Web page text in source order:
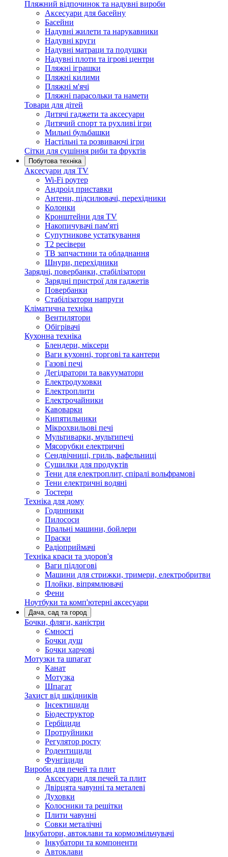
Пляжний відпочинок та надувні вироби
Аксесуари для басейну
Басейни
Надувні жилети та нарукавники
Надувні круги
Надувні матраци та подушки
Надувні плоти та ігрові центри
Пляжні іграшки
Пляжні килими
Пляжні м'ячі
Пляжні парасольки та намети
Товари для дітей
Дитячі гаджети та аксесуари
Дитячий спорт та рухливі ігри
Мильні бульбашки
Настільні та розвиваючі ігри
Сітки для сушіння риби та фруктів
Побутова техніка
Аксесуари для TV
Wi-Fi роутер
Андроід приставки
Антени, підсилювачі, перехідники
Колонки
Кронштейни для TV
Накопичувачі пам'яті
Супутникове устаткування
Т2 ресівери
ТВ запчастини та обладнання
Шнури, перехідники
Зарядні, повербанки, стабілізатори
Зарядні пристрої для гаджетів
Повербанки
Стабілізатори напруги
Кліматична техніка
Вентилятори
Обігрівачі
Кухонна техніка
Блендери, міксери
Ваги кухонні, торгові та кантери
Газові печі
Дегідратори та вакууматори
Електродуховки
Електроплити
Електрочайники
Кавоварки
Кипятильники
Мікрохвильові печі
Мультиварки, мультипечі
Мясорубки електричні
Сендвічниці, гриль, вафельниці
Сушилки для продуктів
Тени для електроплит, спіралі вольфрамові
Тени електричні водяні
Тостери
Техніка для дому
Годинники
Пилососи
Пральні машини, бойлери
Праски
Радіоприймачі
Техніка краси та здоров'я
Ваги підлогові
Машини для стрижки, тримери, електробритви
Плойки, віпрямлювачі
Фени
Ноутбуки та комп'ютерні аксесуари
Дача, сад та город
Бочки, фляги, каністри
Ємності
Бочки душ
Бочки харчові
Мотузки та шпагат
Канат
Мотузка
Шпагат
Захист від шкідників
Інсектициди
Біодеструктор
Гербіциди
Протруйники
Регулятор росту
Родентициди
Фунгіциди
Вироби для печей та плит
Аксесуари для печей та плит
Двірцята чавунні та металеві
Духовки
Колосники та решітки
Плити чавунні
Совки металічні
Інкубатори, автоклави та кормозмільчувачі
Інкубатори та компоненти
Автоклави